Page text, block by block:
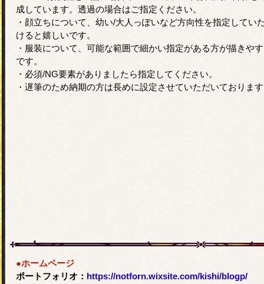
成しています。透過の場合はご指定ください。
・顔立ちについて、幼い/大人っぽいなど方向性を指定してい
けると嬉しいです。
・服装について、可能な範囲で細かい指定がある方が描きや
です。
・必須/NG要素がありましたら指定してください。
・遅筆のため納期の方は長めに設定させていただいておりま
●ホームページ
ポートフォリオ： https://notforn.wixsite.com/kishi/blogp/